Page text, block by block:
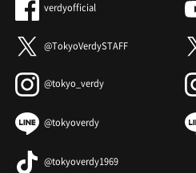
verdyofficial
@TokyoVerdySTAFF
@tokyo_verdy
@tokyoverdy
@tokyoverdy1969